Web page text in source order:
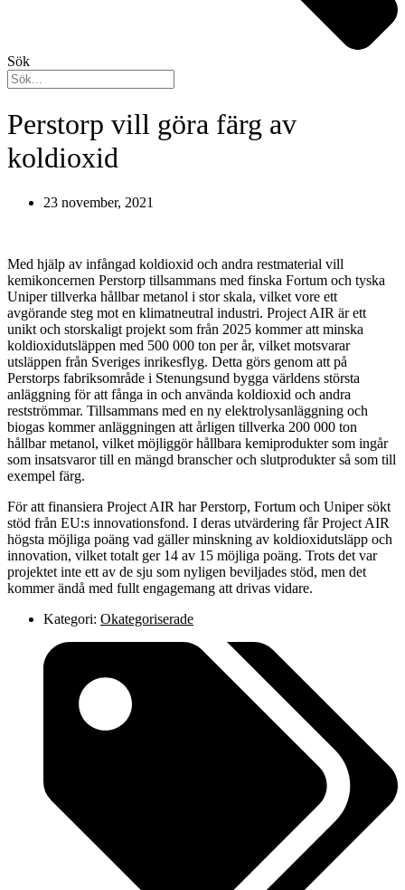
Sök
Perstorp vill göra färg av
koldioxid
23 november, 2021
Med hjälp av infångad koldioxid och andra restmaterial vill
kemikoncernen Perstorp tillsammans med finska Fortum och tyska
Uniper tillverka hållbar metanol i stor skala, vilket vore ett
avgörande steg mot en klimatneutral industri. Project AIR är ett
unikt och storskaligt projekt som från 2025 kommer att minska
koldioxidutsläppen med 500 000 ton per år, vilket motsvarar
utsläppen från Sveriges inrikesflyg. Detta görs genom att på
Perstorps fabriksområde i Stenungsund bygga världens största
anläggning för att fånga in och använda koldioxid och andra
restströmmar. Tillsammans med en ny elektrolysanläggning och
biogas kommer anläggningen att årligen tillverka 200 000 ton
hållbar metanol, vilket möjliggör hållbara kemiprodukter som ingår
som insatsvaror till en mängd branscher och slutprodukter så som till
exempel färg.
För att finansiera Project AIR har Perstorp, Fortum och Uniper sökt
stöd från EU:s innovationsfond. I deras utvärdering får Project AIR
högsta möjliga poäng vad gäller minskning av koldioxidutsläpp och
innovation, vilket totalt ger 14 av 15 möjliga poäng. Trots det var
projektet inte ett av de sju som nyligen beviljades stöd, men det
kommer ändå med fullt engagemang att drivas vidare.
Kategori: Okategoriserade